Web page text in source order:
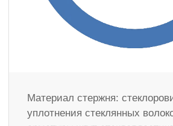
Материал стержня:
уплотнения стеклянных